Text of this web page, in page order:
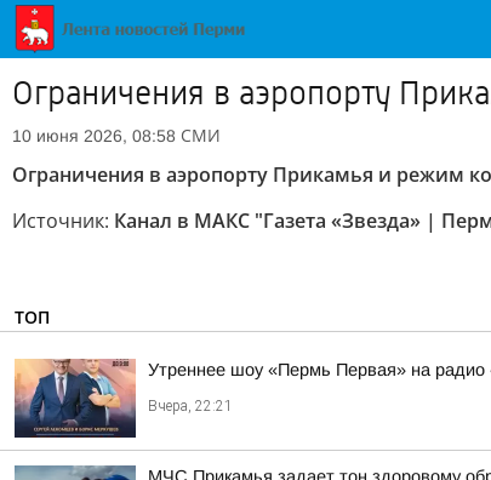
Ограничения в аэропорту
10 июня 2026, 08:58 СМИ
Ограничения в аэропорту Прикамья и режим
Источник: Канал в МАКС "Газета «Звезда» |
ТОП
Утреннее шоу «Пермь Первая» на радио
Вчера, 22:21